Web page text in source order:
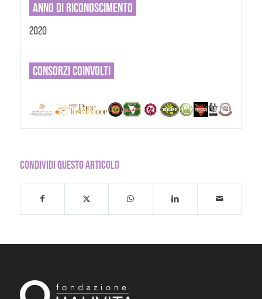
ANNO DI RICONOSCIMENTO
2020
CONSORZICOINVOLTI
CONDIVIDI QUESTO ARTICOLO